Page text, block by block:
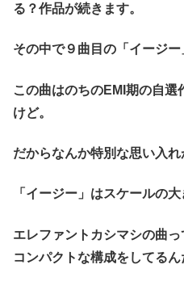
る？作品が続きます。
その中で９曲目の「イージー
この曲はのちのEMI期の自
けど。
だからなんか特別な思い入れ
「イージー」はスケールの
エレファントカシマシの曲
コンパクトな構成をしてるん